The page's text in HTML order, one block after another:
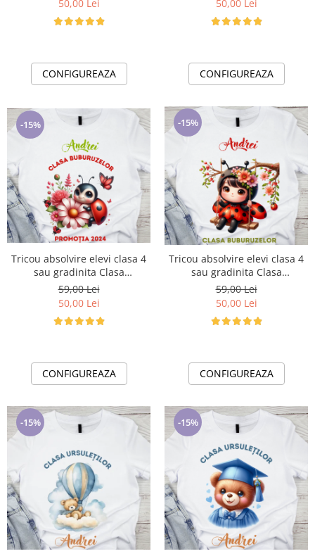
50,00 Lei
CONFIGUREAZA
50,00 Lei
CONFIGUREAZA
-15%
Tricou absolvire elevi clasa 4
sau gradinita Clasa
buburuzelor cu text sau poze
ABS1070
59,00 Lei
50,00 Lei
CONFIGUREAZA
-15%
Tricou absolvire elevi clasa 4
sau gradinita Clasa
buburuzelor cu text sau poze
ABS1071
59,00 Lei
50,00 Lei
CONFIGUREAZA
-15% -15%